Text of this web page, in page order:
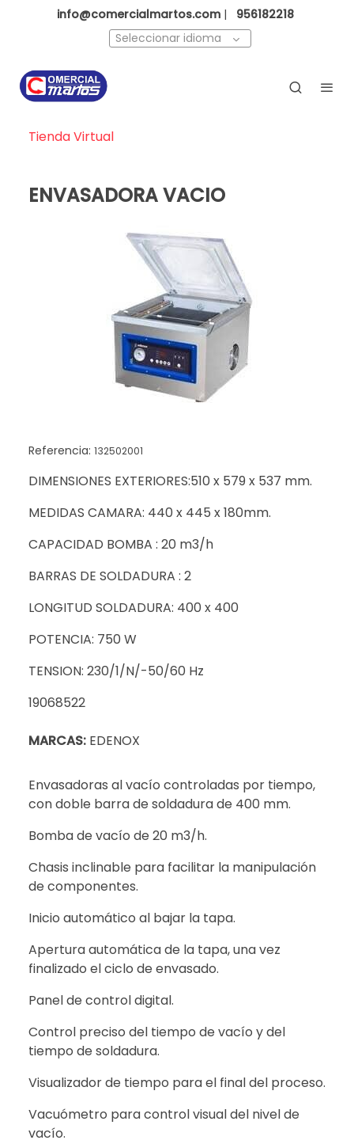
info@comercialmartos.com |
956182218
Seleccionar idioma
Tienda Virtual
ENVASADORA VACIO
Referencia: 132502001
DIMENSIONES EXTERIORES:510 x 579 x 537 mm.
MEDIDAS CAMARA: 440 x 445 x 180mm.
CAPACIDAD BOMBA : 20 m3/h
BARRAS DE SOLDADURA : 2
LONGITUD SOLDADURA: 400 x 400
POTENCIA: 750 W
TENSION: 230/1/N/-50/60 Hz
19068522
MARCAS: EDENOX
Envasadoras al vacío controladas por tiempo,
con doble barra de soldadura de 400 mm.
Bomba de vacío de 20 m3/h.
Chasis inclinable para facilitar la manipulación
de componentes.
Inicio automático al bajar la tapa.
Apertura automática de la tapa, una vez
finalizado el ciclo de envasado.
Panel de control digital.
Control preciso del tiempo de vacío y del
tiempo de soldadura.
Visualizador de tiempo para el final del proceso.
Vacuómetro para control visual del nivel de
vacío.